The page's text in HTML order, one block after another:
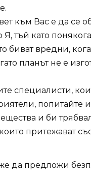
към Вас е да се
Я, тъй като
биват вредни,
планът не е
специалисти,
попитайте
и би
притежават
да предложи